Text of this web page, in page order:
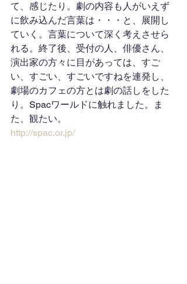
て、感じたり。劇の内容も人がいえず
に飲み込んだ言葉は・・・と、展開し
ていく。言葉について深く考えさせら
れる。終了後、受付の人、俳優さん、
演出家の方々に目があっては、すご
い、すごい、すごいですねを連発し、
劇場のカフェの方とは劇の話しをした
り。Spacワールドに触れました。ま
た、観たい。
http://spac.or.jp/